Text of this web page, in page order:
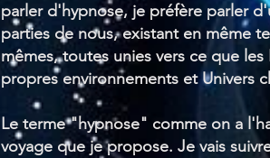
parler d'hypnose, je préfère parler
parties de nous, existant en même
mêmes, toutes unies vers ce que
propres environnements et Univers
Le terme "hypnose" comme on a
voyage que je propose. Je vais